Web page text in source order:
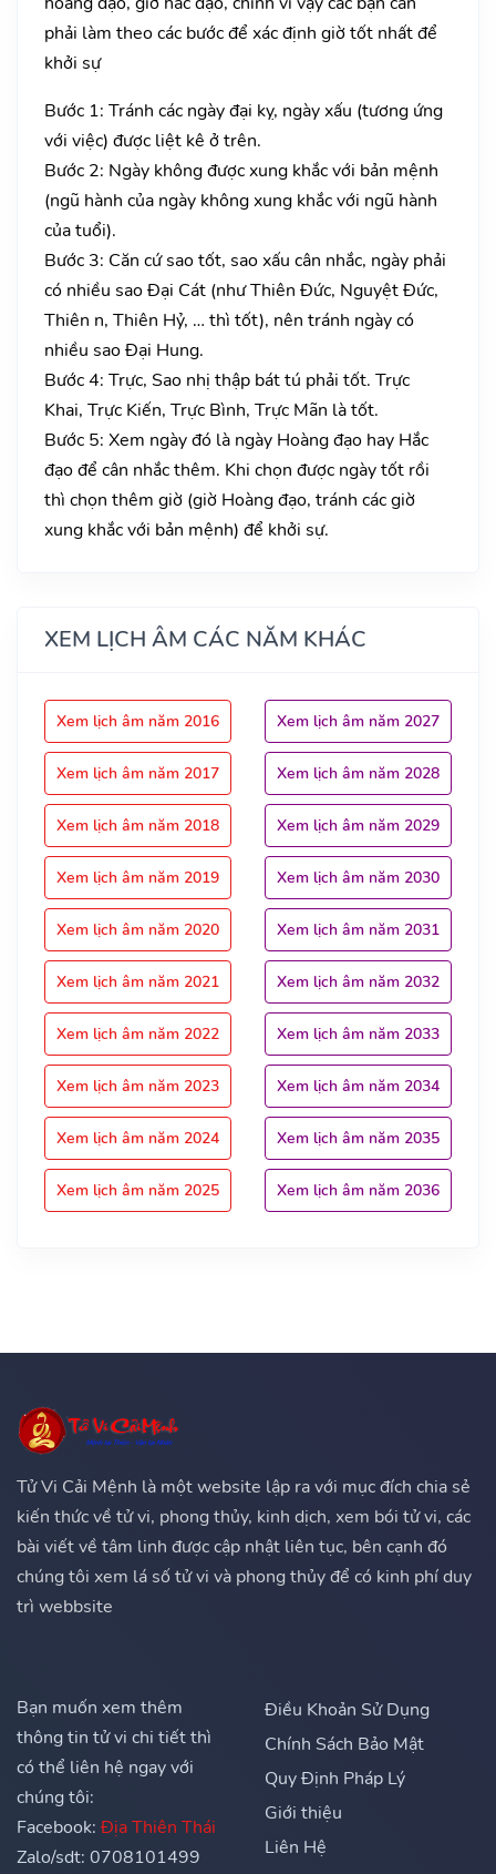
phải làm theo các bước để xác định giờ tốt nhất để
khởi sự
Bước 1: Tránh các ngày đại kỵ, ngày xấu (tương ứng
với việc) được liệt kê ở trên.
Bước 2: Ngày không được xung khắc với bản mệnh
(ngũ hành của ngày không xung khắc với ngũ hành
của tuổi).
Bước 3: Căn cứ sao tốt, sao xấu cân nhắc, ngày phải
có nhiều sao Đại Cát (như Thiên Đức, Nguyệt Đức,
Thiên n, Thiên Hỷ, … thì tốt), nên tránh ngày có
nhiều sao Đại Hung.
Bước 4: Trực, Sao nhị thập bát tú phải tốt. Trực
Khai, Trực Kiến, Trực Bình, Trực Mãn là tốt.
Bước 5: Xem ngày đó là ngày Hoàng đạo hay Hắc
đạo để cân nhắc thêm. Khi chọn được ngày tốt rồi
thì chọn thêm giờ (giờ Hoàng đạo, tránh các giờ
xung khắc với bản mệnh) để khởi sự.
XEM LỊCH ÂM CÁC NĂM KHÁC
Xem lịch âm năm 2016
Xem lịch âm năm 2017
Xem lịch âm năm 2018
Xem lịch âm năm 2019
Xem lịch âm năm 2020
Xem lịch âm năm 2021
Xem lịch âm năm 2022
Xem lịch âm năm 2023
Xem lịch âm năm 2024
Xem lịch âm năm 2025
Xem lịch âm năm 2027
Xem lịch âm năm 2028
Xem lịch âm năm 2029
Xem lịch âm năm 2030
Xem lịch âm năm 2031
Xem lịch âm năm 2032
Xem lịch âm năm 2033
Xem lịch âm năm 2034
Xem lịch âm năm 2035
Xem lịch âm năm 2036
Tử Vi Cải Mệnh là một website lập ra với mục đích chia sẻ
kiến thức về tử vi, phong thủy, kinh dịch, xem bói tử vi, các
bài viết về tâm linh được cập nhật liên tục, bên cạnh đó
chúng tôi xem lá số tử vi và phong thủy để có kinh phí duy
trì webbsite
Bạn muốn xem thêm
thông tin tử vi chi tiết thì
có thể liên hệ ngay với
chúng tôi:
Facebook: Địa Thiên Thái
Zalo/sdt: 0708101499
Điều Khoản Sử Dụng
Chính Sách Bảo Mật
Quy Định Pháp Lý
Giới thiệu
Liên Hệ